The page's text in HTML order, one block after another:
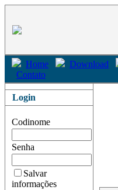
Home Download
Contato
Login
Codinome
Senha
Salvar
informações